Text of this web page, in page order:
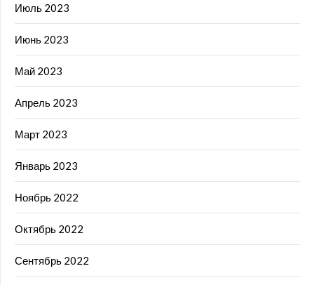
Июль 2023
Июнь 2023
Май 2023
Апрель 2023
Март 2023
Январь 2023
Ноябрь 2022
Октябрь 2022
Сентябрь 2022